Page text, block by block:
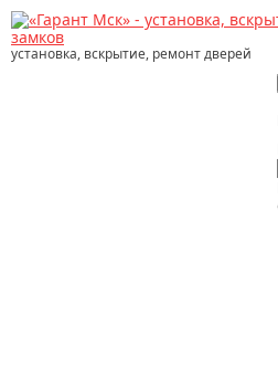
установка, вскрытие, ремонт дверей